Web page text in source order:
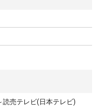
読売テレビ(日本テレビ)